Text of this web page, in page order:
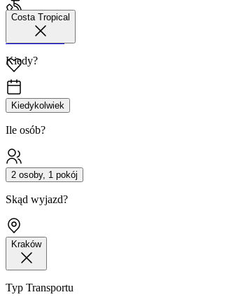
42 680 38 51
Costa Tropical
Kiedy?
Kiedykolwiek
Ile osób?
2 osoby, 1 pokój
Skąd wyjazd?
Kraków
Typ Transportu